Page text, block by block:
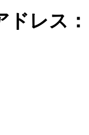
ドレス